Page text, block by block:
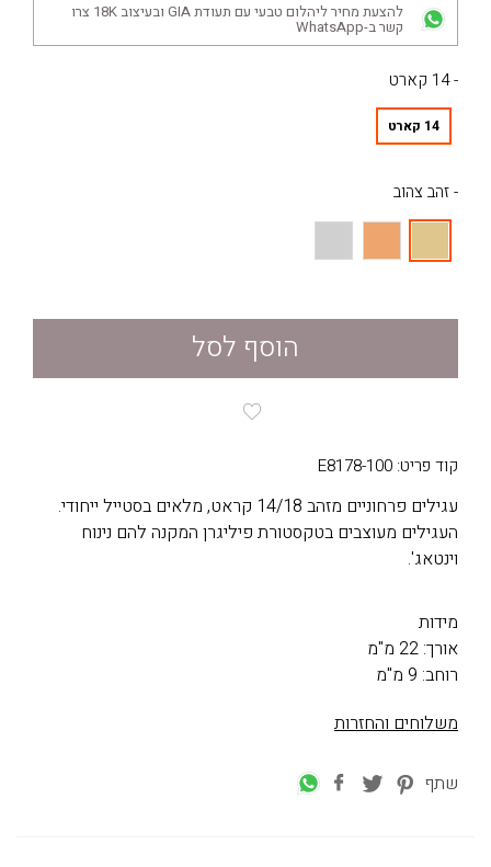
להצעת מחיר ליהלום טבעי עם תעודת GIA ובעיצוב 18K צרו
קשר ב-WhatsApp
- 14 קארט
14 קארט
- זהב צהוב
הוסף לסל
קוד פריט: E8178-100
עגילים פרחוניים מזהב 14/18 קראט, מלאים בסטייל ייחודי.
העגילים מעוצבים בטקסטורת פיליגרן המקנה להם נינוח
וינטאג'.
מידות
אורך: 22 מ"מ
רוחב: 9 מ"מ
משלוחים והחזרות
שתף